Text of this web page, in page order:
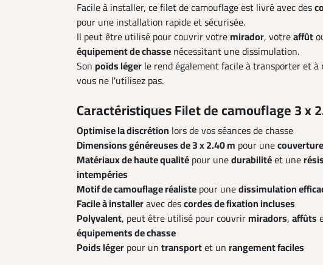
Facile à installer, ce filet de camouflage est livré avec des
pour une installation rapide et sécurisée.
Il peut être utilisé pour couvrir votremirador, votreaffût
équipement de chasse nécessitant une dissimulation.
Son poids léger le rend également facile à transporter et à
vous ne l'utilisez pas.
Caractéristiques Filet de camouflage 3 x
Optimise la discrétion lors de vos séances de chasse
Dimensions généreuses de 3 x 2.40 m pour une
Matériaux de haute qualité pour unedurabilitéet une
intempéries
Motif de camouflage réaliste pour unedissimulation
Facile à installeravec descordes de fixation incluses
Polyvalent, peut être utilisé pour couvrirmiradors, affûts
équipements de chasse
Poids léger pour un transportet un rangement faciles